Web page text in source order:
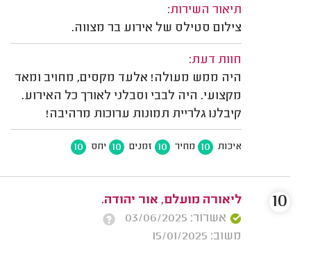
תיאור השירות:
צילום סטילס של אירוע בר מצווה.
חוות דעת:
היה ממש מעולה! אלעד מקסים, מחויב ומאד
מקצועי. היה לבבי וסבלני לאורך כל האירוע.
קיבלנו גלריית תמונות ערוכות מרהיבה!
איכות 10 מחיר 10 זמנים 10 יחס 10
ליאורה מועלם, אור יהודה.
אשרור: 03/06/2025
משוב: 15/01/2025
10